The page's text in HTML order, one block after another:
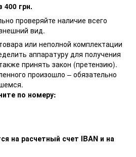
грн.
проверяйте наличие всего
вид.
или неполной комплектации
аппаратуру для получения
принять закон (претензию).
произошло – обязательно
по номеру:
на расчетный счет IBAN и на